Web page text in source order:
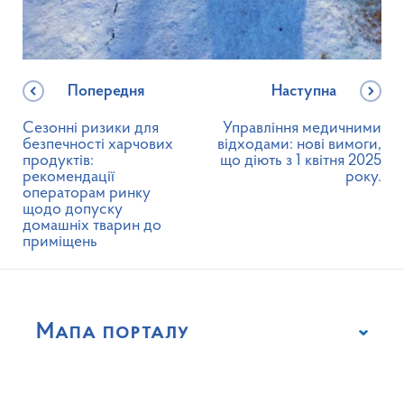
Попередня
Сезонні ризики для
безпечності харчових
продуктів:
рекомендації
операторам ринку
щодо допуску
домашніх тварин до
приміщень
Наступна
Управління медичними
відходами: нові вимоги,
що діють з 1 квітня 2025
року.
Мапа порталу